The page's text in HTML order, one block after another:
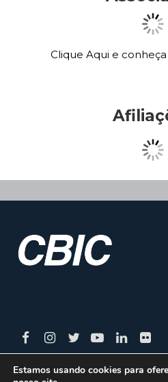
Clique Aqui e
Estamos usando cookies para